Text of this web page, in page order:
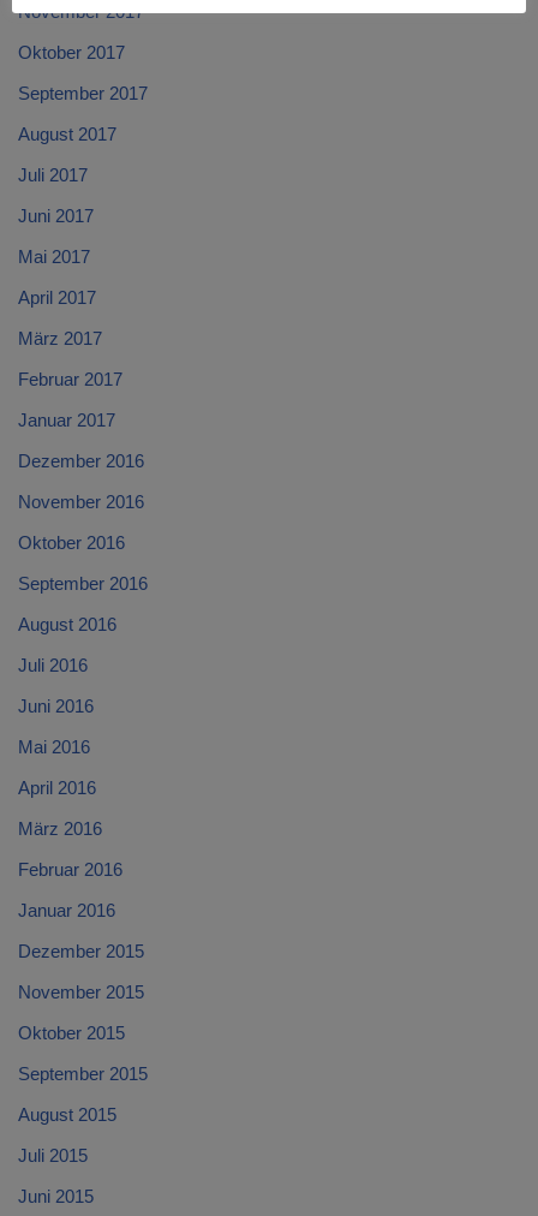
November 2017
Oktober 2017
September 2017
August 2017
Juli 2017
Juni 2017
Mai 2017
April 2017
März 2017
Februar 2017
Januar 2017
Dezember 2016
November 2016
Oktober 2016
September 2016
August 2016
Juli 2016
Juni 2016
Mai 2016
April 2016
März 2016
Februar 2016
Januar 2016
Dezember 2015
November 2015
Oktober 2015
September 2015
August 2015
Juli 2015
Juni 2015